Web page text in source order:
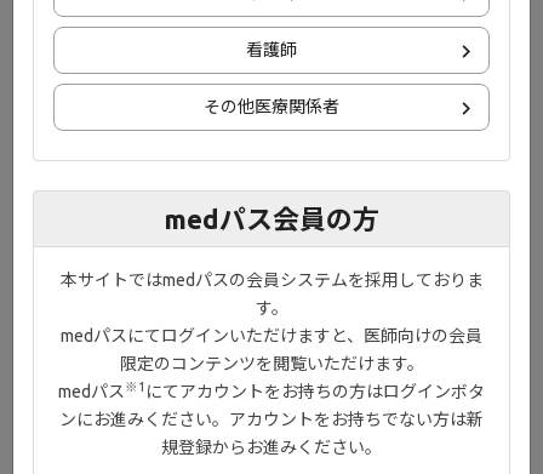
ジセレカ 錠を服用される患者さんとご家族の方に、関節リウマチ
ご注意いただきたいことについてご理解いただくための冊子で
看護師
その他医療関係者
medパス会員の方
本サイトではmedパスの会員システムを採用しておりま
す。
medパスにてログインいただけますと、医師向けの会員
限定のコンテンツを閲覧いただけます。
medパス※1 にてアカウントをお持ちの方はログインボタ
ンにお進みください。アカウントをお持ちでない方は新
規登録からお進みください。